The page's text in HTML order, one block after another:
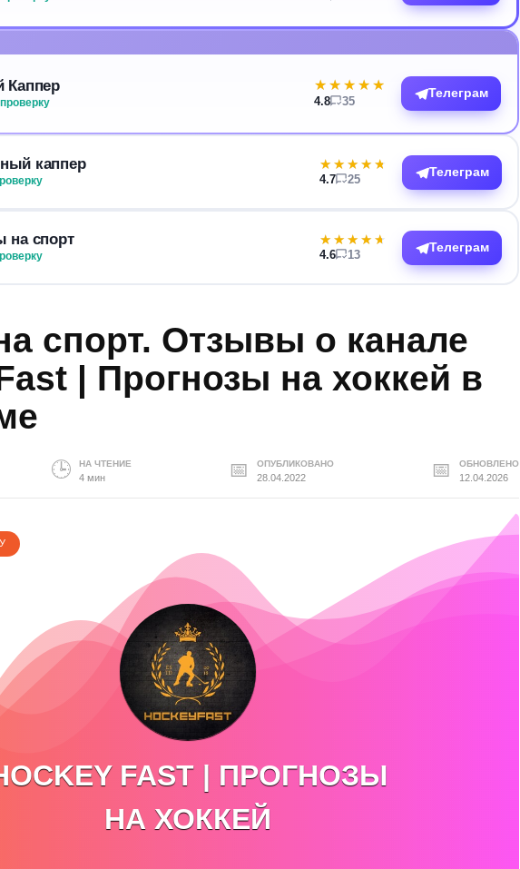
★★★★★
★★★★★
4.8 35
Телеграм
каппер ★★★★★
★★★★★
4.7 25
Телеграм
на спорт ★★★★★
★★★★★
4.6 13
Телеграм
спорт. Отзывы о канале
| Прогнозы на хоккей в
НА ЧТЕНИЕ
4 мин
ОПУБЛИКОВАНО
28.04.2022
ОБНОВЛЕНО
12.04.2026
FAST | ПРОГНОЗЫ
НА ХОККЕЙ